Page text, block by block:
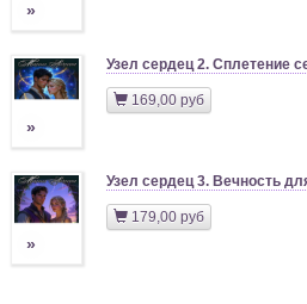
»
»
Узел сердец 2. Сплетение
169,00 руб
»
Узел сердец 3. Вечность
179,00 руб